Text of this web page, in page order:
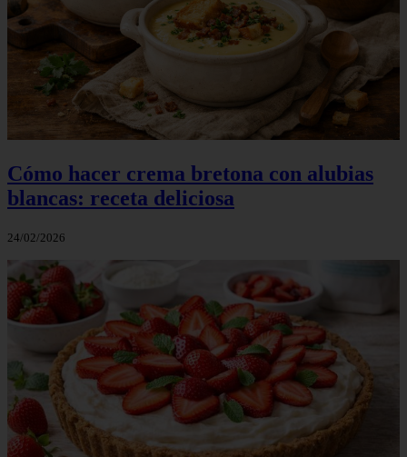
Cómo hacer crema bretona con alubias
blancas: receta deliciosa
24/02/2026